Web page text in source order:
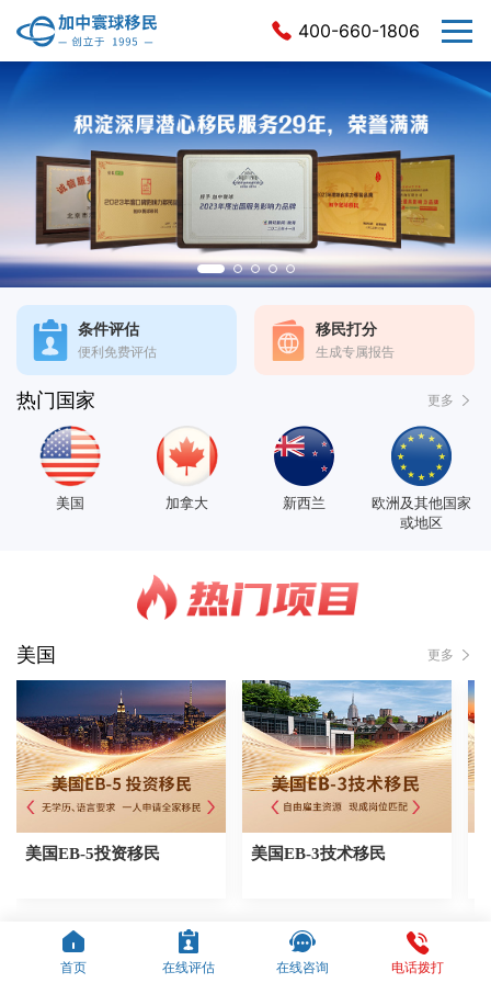
400-660-1806
条件评估
便利免费评估
移民打分
生成专属报告
热门国家 更多
美国 加拿大 新西兰
欧洲及其他国家
或地区
美国 更多
美国EB-5投资移民 美国EB-3技术移民
加拿大
首页
在线评估 在线咨询 电话拨打